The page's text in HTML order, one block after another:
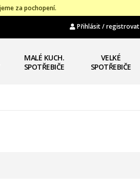
za pochopení.
Přihlásit / registrovat
MALÉ KUCH.
SPOTŘEBIČE
VELKÉ
SPOTŘEBIČE